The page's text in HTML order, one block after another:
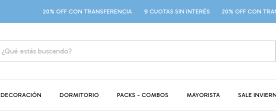
20% OFF CON TRANSFERENCIA 9 CUOTAS SIN INTERÉS 20% OFF CON
DECORACIÓN DORMITORIO PACKS - COMBOS MAYORISTA SALE